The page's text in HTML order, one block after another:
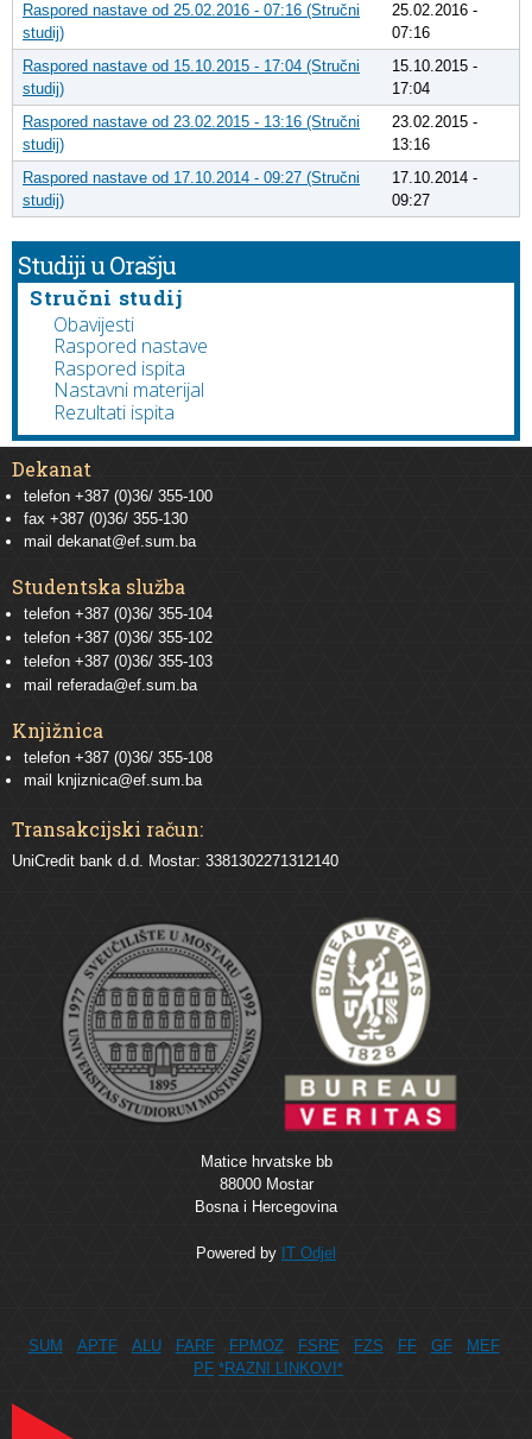
Raspored nastave od 25.02.2016 - 07:16 (Stručni
studij)
25.02.2016 -
07:16
Raspored nastave od 15.10.2015 - 17:04 (Stručni
studij)
15.10.2015 -
17:04
Raspored nastave od 23.02.2015 - 13:16 (Stručni
studij)
23.02.2015 -
13:16
Raspored nastave od 17.10.2014 - 09:27 (Stručni
studij)
17.10.2014 -
09:27
Studiji u Orašju
Stručni studij
Obavijesti
Raspored nastave
Raspored ispita
Nastavni materijal
Rezultati ispita
Dekanat
telefon +387 (0)36/ 355-100
fax +387 (0)36/ 355-130
mail dekanat@ef.sum.ba
Studentska služba
telefon +387 (0)36/ 355-104
telefon +387 (0)36/ 355-102
telefon +387 (0)36/ 355-103
mail referada@ef.sum.ba
Knjižnica
telefon +387 (0)36/ 355-108
mail
knjiznica@ef.sum.ba
Transakcijski račun:
UniCredit bank d.d. Mostar: 3381302271312140
Matice hrvatske bb
88000 Mostar
Bosna i Hercegovina
Powered by IT Odjel
SUM APTF ALU FARF FPMOZ FSRE FZS FF GF
MEF
PF *RAZNI LINKOVI*